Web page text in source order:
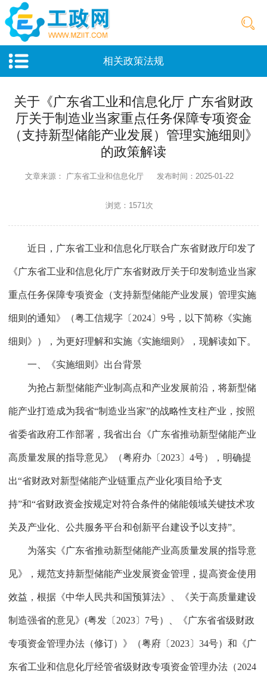
相关政策法规
关于《广东省工业和信息化厅 广东省财政
厅关于制造业当家重点任务保障专项资金
（支持新型储能产业发展）管理实施细则》
的政策解读
文章来源： 广东省工业和信息化厅 发布时间：2025-01-22
浏览：1571次
近日，广东省工业和信息化厅联合广东省财政厅印发了
《广东省工业和信息化厅广东省财政厅关于印发制造业当家
重点任务保障专项资金（支持新型储能产业发展）管理实施
细则的通知》（粤工信规字〔2024〕9号，以下简称《实施
细则》），为更好理解和实施《实施细则》，现解读如下。
一、《实施细则》出台背景
为抢占新型储能产业制高点和产业发展前沿，将新型储
能产业打造成为我省“制造业当家”的战略性支柱产业，按照
省委省政府工作部署，我省出台《广东省推动新型储能产业
高质量发展的指导意见》（粤府办〔2023〕4号），明确提
出“省财政对新型储能产业链重点产业化项目给予支
持”和“省财政资金按规定对符合条件的储能领域关键技术攻
关及产业化、公共服务平台和创新平台建设予以支持”。
为落实《广东省推动新型储能产业高质量发展的指导意
见》，规范支持新型储能产业发展资金管理，提高资金使用
效益，根据《中华人民共和国预算法》、《关于高质量建设
制造强省的意见》(粤发〔2023〕7号）、《广东省省级财政
专项资金管理办法（修订）》（粤府〔2023〕34号）和《广
东省工业和信息化厅经管省级财政专项资金管理办法（2024